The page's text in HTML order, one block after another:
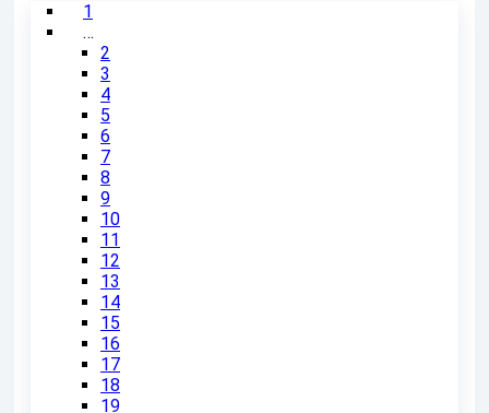
1
…
2
3
4
5
6
7
8
9
10
11
12
13
14
15
16
17
18
19